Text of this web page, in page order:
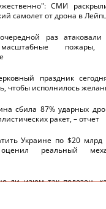
СМИ
самолет от дрона в
раз атаковали
пожары,
праздник
чтобы исполнилось
сбила 87% ударных
ракет, – отчет
Украине по $20 млрд
реальный
ли изюм так полезен,